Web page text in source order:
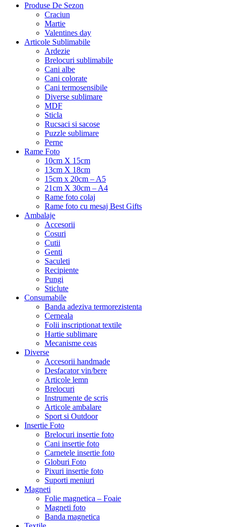
Produse De Sezon
Craciun
Martie
Valentines day
Articole Sublimabile
Ardezie
Brelocuri sublimabile
Cani albe
Cani colorate
Cani termosensibile
Diverse sublimare
MDF
Sticla
Rucsaci si sacose
Puzzle sublimare
Perne
Rame Foto
10cm X 15cm
13cm X 18cm
15cm x 20cm – A5
21cm X 30cm – A4
Rame foto colaj
Rame foto cu mesaj Best Gifts
Ambalaje
Accesorii
Cosuri
Cutii
Genti
Saculeti
Recipiente
Pungi
Sticlute
Consumabile
Banda adeziva termorezistenta
Cerneala
Folii inscriptionat textile
Hartie sublimare
Mecanisme ceas
Diverse
Accesorii handmade
Desfacator vin/bere
Articole lemn
Brelocuri
Instrumente de scris
Articole ambalare
Sport si Outdoor
Insertie Foto
Brelocuri insertie foto
Cani insertie foto
Carnetele insertie foto
Globuri Foto
Pixuri insertie foto
Suporti meniuri
Magneti
Folie magnetica – Foaie
Magneti foto
Banda magnetica